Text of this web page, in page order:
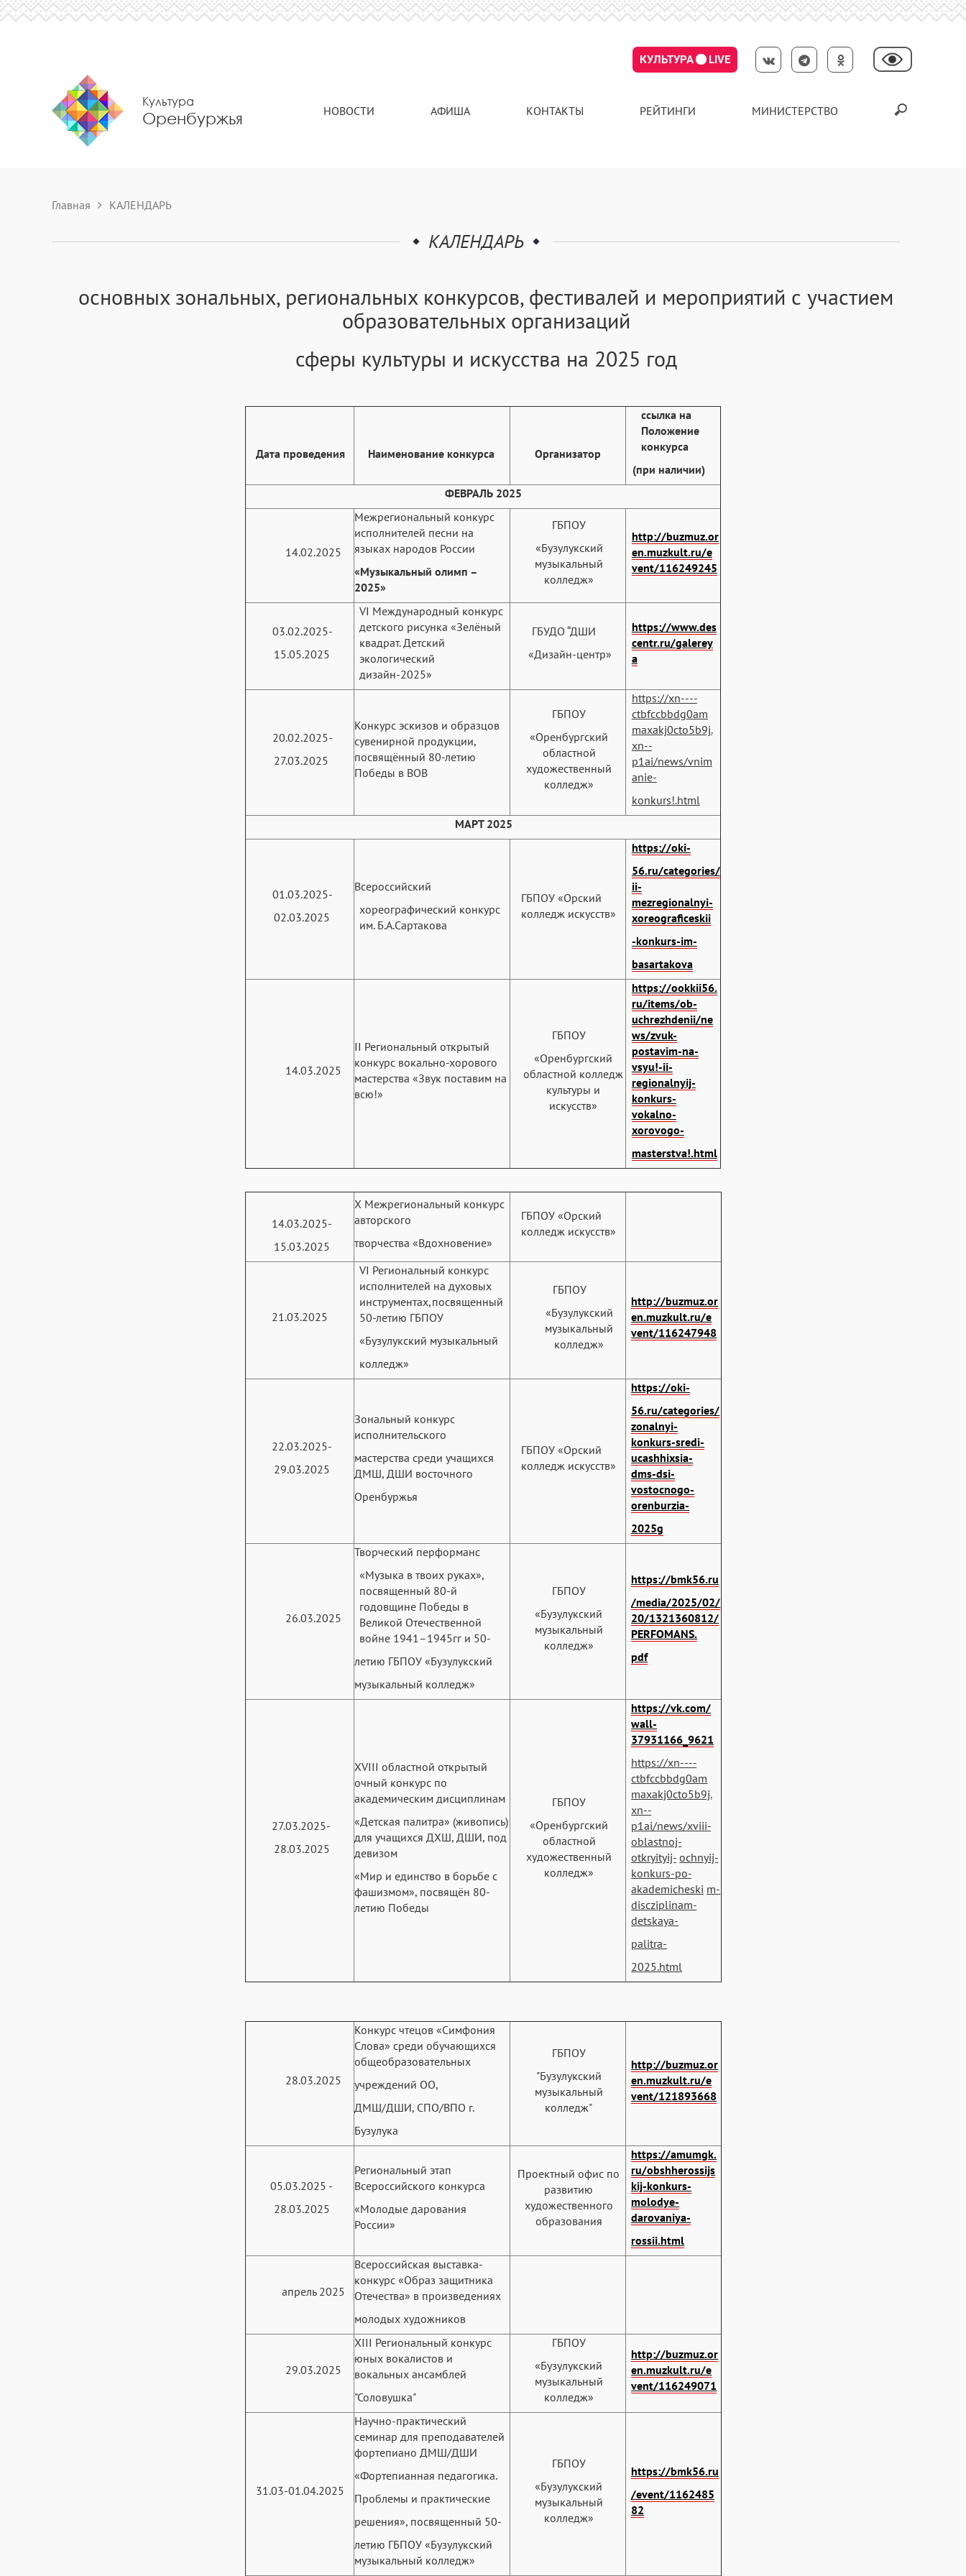
КУЛЬТУРА LIVE
Культура
Оренбуржья НОВОСТИ АФИША КОНТАКТЫ РЕЙТИНГИ МИНИСТЕРСТВО
Главная КАЛЕНДАРЬ
КАЛЕНДАРЬ
основных зональных, региональных конкурсов, фестивалей и мероприятий с участием
образовательных организаций
сферы культуры и искусства на 2025 год
Дата проведения Наименование конкурса Организатор
ссылка на
Положение
конкурса
(при наличии)
ФЕВРАЛЬ 2025
14.02.2025
Межрегиональный конкурс
исполнителей песни на
языках народов России
«Музыкальный олимп –
2025»
ГБПОУ
«Бузулукский
музыкальный
колледж»
http://buzmuz.or
en.muzkult.ru/e
vent/116249245
03.02.2025-
15.05.2025
VI Международный конкурс
детского рисунка «Зелёный
квадрат. Детский
экологический
дизайн-2025»
ГБУДО “ДШИ
«Дизайн-центр»
https://www.des
centr.ru/galerey
a
20.02.2025-
27.03.2025
Конкурс эскизов и образцов
сувенирной продукции,
посвящённый 80-летию
Победы в ВОВ
ГБПОУ
«Оренбургский
областной
художественный
колледж»
https://xn----
ctbfccbbdg0am
maxakj0cto5b9j.
xn--
p1ai/news/vnim
anie-
konkurs!.html
МАРТ 2025
01.03.2025-
02.03.2025
Всероссийский
хореографический конкурс
им. Б.А.Сартакова
ГБПОУ «Орский
колледж искусств»
https://oki-
56.ru/categories/
ii-
mezregionalnyi-
xoreograficeskii
-konkurs-im-
basartakova
14.03.2025
II Региональный открытый
конкурс вокально-хорового
мастерства «Звук поставим на
всю!»
ГБПОУ
«Оренбургский
областной колледж
культуры и
искусств»
https://ookkii56.
ru/items/ob-
uchrezhdenii/ne
ws/zvuk-
postavim-na-
vsyu!-ii-
regionalnyij-
konkurs-
vokalno-
xorovogo-
masterstva!.html
14.03.2025-
15.03.2025
X Межрегиональный конкурс
авторского
творчества «Вдохновение»
ГБПОУ «Орский
колледж искусств»
21.03.2025
VI Региональный конкурс
исполнителей на духовых
инструментах,посвященный
50-летию ГБПОУ
«Бузулукский музыкальный
колледж»
ГБПОУ
«Бузулукский
музыкальный
колледж»
http://buzmuz.or
en.muzkult.ru/e
vent/116247948
22.03.2025-
29.03.2025
Зональный конкурс
исполнительского
мастерства среди учащихся
ДМШ, ДШИ восточного
Оренбуржья
ГБПОУ «Орский
колледж искусств»
https://oki-
56.ru/categories/
zonalnyi-
konkurs-sredi-
ucashhixsia-
dms-dsi-
vostocnogo-
orenburzia-
2025g
26.03.2025
Творческий перформанс
«Музыка в твоих руках»,
посвященный 80-й
годовщине Победы в
Великой Отечественной
войне 1941–1945гг и 50-
летию ГБПОУ «Бузулукский
музыкальный колледж»
ГБПОУ
«Бузулукский
музыкальный
колледж»
https://bmk56.ru
/media/2025/02/
20/1321360812/
PERFOMANS.
pdf
27.03.2025-
28.03.2025
XVIII областной открытый
очный конкурс по
академическим дисциплинам
«Детская палитра» (живопись)
для учащихся ДХШ, ДШИ, под
девизом
«Мир и единство в борьбе с
фашизмом», посвящён 80-
летию Победы
ГБПОУ
«Оренбургский
областной
художественный
колледж»
https://vk.com/
wall-
37931166_9621
https://xn----
ctbfccbbdg0am
maxakj0cto5b9j.
xn--
p1ai/news/xviii-
oblastnoj-
otkryityij- ochnyij-
konkurs-po-
akademicheski m-
discziplinam-
detskaya-
palitra-
2025.html
28.03.2025
Конкурс чтецов «Симфония
Слова» среди обучающихся
общеобразовательных
учреждений ОО,
ДМШ/ДШИ, СПО/ВПО г.
Бузулука
ГБПОУ
"Бузулукский
музыкальный
колледж"
http://buzmuz.or
en.muzkult.ru/e
vent/121893668
05.03.2025 -
28.03.2025
Региональный этап
Всероссийского конкурса
«Молодые дарования
России»
Проектный офис по
развитию
художественного
образования
https://amumgk.
ru/obshherossijs
kij-konkurs-
molodye-
darovaniya-
rossii.html
апрель 2025
Всероссийская выставка-
конкурс «Образ защитника
Отечества» в произведениях
молодых художников
29.03.2025
XIII Региональный конкурс
юных вокалистов и
вокальных ансамблей
"Соловушка"
ГБПОУ
«Бузулукский
музыкальный
колледж»
http://buzmuz.or
en.muzkult.ru/e
vent/116249071
31.03-01.04.2025
Научно-практический
семинар для преподавателей
фортепиано ДМШ/ДШИ
«Фортепианная педагогика.
Проблемы и практические
решения», посвященный 50-
летию ГБПОУ «Бузулукский
музыкальный колледж»
ГБПОУ
«Бузулукский
музыкальный
колледж»
https://bmk56.ru
/event/1162485
82